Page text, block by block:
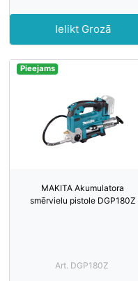
Ielikt Grozā
Pieejams
MAKITA Akumulatora
smērvielu pistole DGP180Z
Art. DGP180Z